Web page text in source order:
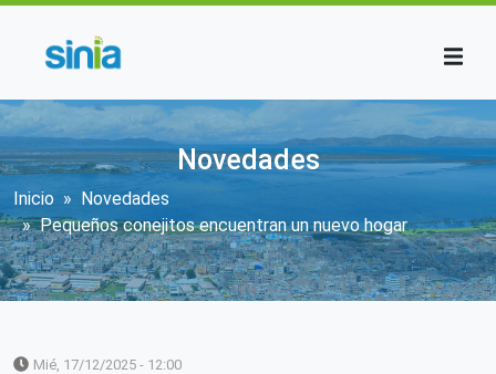
Novedades
Sobrescribir enlaces de ayuda a la
Inicio
Novedades
Pequeños conejitos encuentran un nuevo hogar
Mié, 17/12/2025 - 12:00